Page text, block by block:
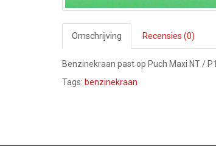
Omschrijving Recensies (0)
Benzinekraan past op Puch Maxi NT / P1
Tags: benzinekraan